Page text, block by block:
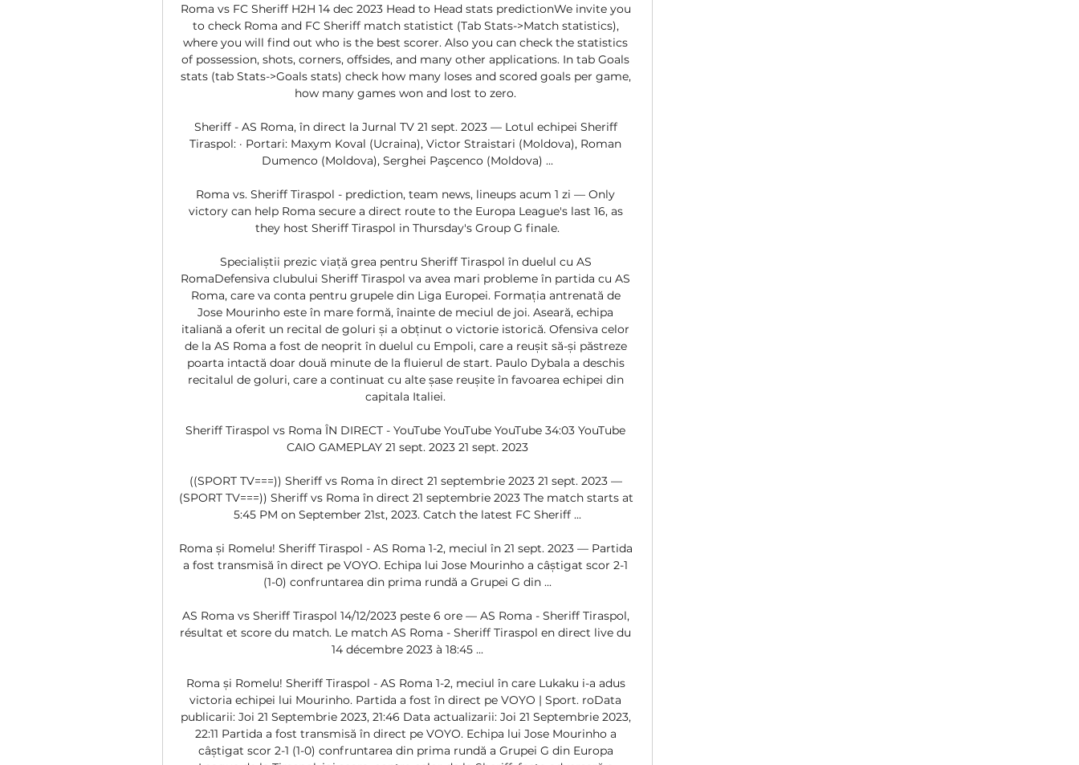
Roma vs FC Sheriff H2H 14 dec 2023 Head to Head stats predictionWe invite you
to check Roma and FC Sheriff match statistict (Tab Stats->Match statistics),
where you will find out who is the best scorer. Also you can check the statistics
of possession, shots, corners, offsides, and many other applications. In tab Goals
stats (tab Stats->Goals stats) check how many loses and scored goals per game,
how many games won and lost to zero.
Sheriff - AS Roma, în direct la Jurnal TV 21 sept. 2023 — Lotul echipei Sheriff
Tiraspol: · Portari: Maxym Koval (Ucraina), Victor Straistari (Moldova), Roman
Dumenco (Moldova), Serghei Paşcenco (Moldova) ...
Roma vs. Sheriff Tiraspol - prediction, team news, lineups acum 1 zi — Only
victory can help Roma secure a direct route to the Europa League's last 16, as
they host Sheriff Tiraspol in Thursday's Group G finale.
Specialiștii prezic viață grea pentru Sheriff Tiraspol în duelul cu AS
RomaDefensiva clubului Sheriff Tiraspol va avea mari probleme în partida cu AS
Roma, care va conta pentru grupele din Liga Europei. Formația antrenată de
Jose Mourinho este în mare formă, înainte de meciul de joi. Aseară, echipa
italiană a oferit un recital de goluri și a obținut o victorie istorică. Ofensiva celor
de la AS Roma a fost de neoprit în duelul cu Empoli, care a reușit să-și păstreze
poarta intactă doar două minute de la fluierul de start. Paulo Dybala a deschis
recitalul de goluri, care a continuat cu alte șase reușite în favoarea echipei din
capitala Italiei.
Sheriff Tiraspol vs Roma ÎN DIRECT - YouTube YouTube YouTube 34:03 YouTube
CAIO GAMEPLAY 21 sept. 2023 21 sept. 2023
((SPORT TV===)) Sheriff vs Roma în direct 21 septembrie 2023 21 sept. 2023 —
(SPORT TV===)) Sheriff vs Roma în direct 21 septembrie 2023 The match starts at
5:45 PM on September 21st, 2023. Catch the latest FC Sheriff ...
Roma și Romelu! Sheriff Tiraspol - AS Roma 1-2, meciul în 21 sept. 2023 — Partida
a fost transmisă în direct pe VOYO. Echipa lui Jose Mourinho a câștigat scor 2-1
(1-0) confruntarea din prima rundă a Grupei G din ...
AS Roma vs Sheriff Tiraspol 14/12/2023 peste 6 ore — AS Roma - Sheriff Tiraspol,
résultat et score du match. Le match AS Roma - Sheriff Tiraspol en direct live du
14 décembre 2023 à 18:45 ...
Roma și Romelu! Sheriff Tiraspol - AS Roma 1-2, meciul în care Lukaku i-a adus
victoria echipei lui Mourinho. Partida a fost în direct pe VOYO | Sport. roData
publicarii: Joi 21 Septembrie 2023, 21:46 Data actualizarii: Joi 21 Septembrie 2023,
22:11 Partida a fost transmisă în direct pe VOYO. Echipa lui Jose Mourinho a
câștigat scor 2-1 (1-0) confruntarea din prima rundă a Grupei G din Europa